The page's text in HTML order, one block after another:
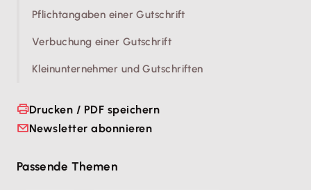
Pflichtangaben einer Gutschrift
Verbuchung einer Gutschrift
Kleinunternehmer und Gutschriften
Drucken / PDF speichern
Newsletter abonnieren
Passende Themen